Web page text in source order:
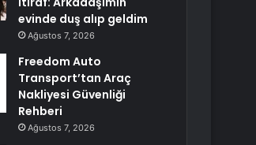
evinde duş alıp geldim
Ağustos 7, 2026
Freedom Auto
Transport’tan Araç
Nakliyesi Güvenliği
Rehberi
Ağustos 7, 2026